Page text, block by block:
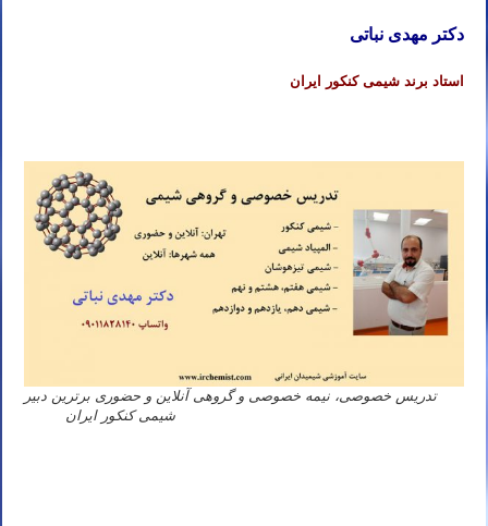
دکتر مهدی نباتی
استاد برند شیمی کنکور ایران
تدریس خصوصی، نیمه خصوصی و گروهی آنلاین و حضوری برترین دبیر
شیمی کنکور ایران